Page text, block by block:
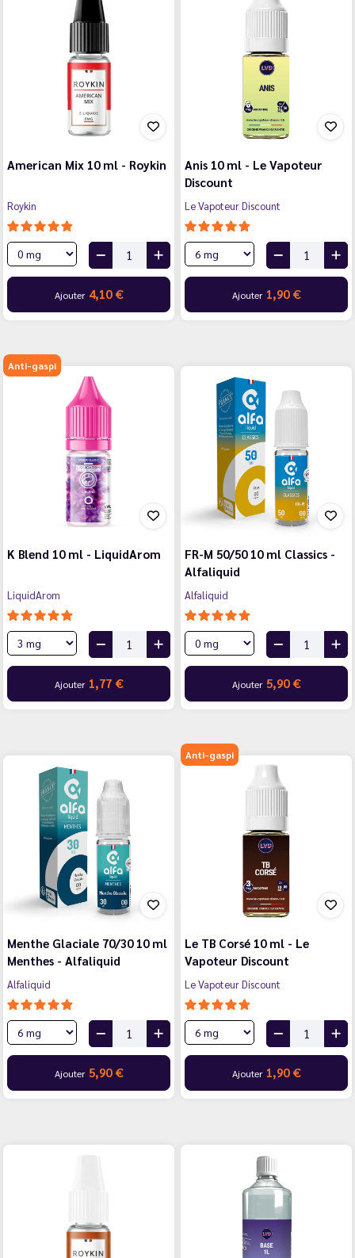
American Mix 10 ml - Roykin
Roykin
Ajouter 4,10 €
Anis 10 ml - Le Vapoteur
Discount
Le Vapoteur Discount
Ajouter 1,90 €
Anti-gaspi
K Blend 10 ml - LiquidArom
LiquidArom
Ajouter 1,77 €
FR-M 50/50 10 ml Classics -
Alfaliquid
Alfaliquid
Ajouter 5,90 €
Menthe Glaciale 70/30 10 ml
Menthes - Alfaliquid
Alfaliquid
Ajouter 5,90 €
Anti-gaspi
Le TB Corsé 10 ml - Le
Vapoteur Discount
Le Vapoteur Discount
Ajouter 1,90 €